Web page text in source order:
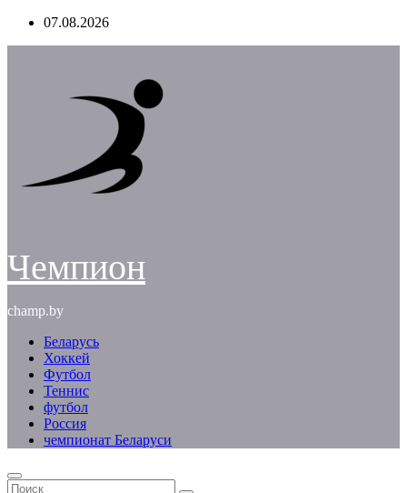
Перейти07.08.2026
Чемпион
champ.by
Беларусь
Хоккей
Футбол
Теннис
футбол
Россия
чемпионат Беларуси